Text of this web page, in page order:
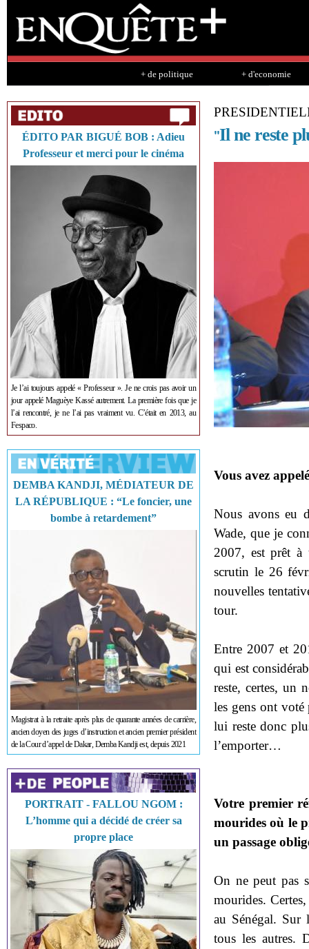
+ de politique + d'economie
ÉDITO PAR BIGUÉ BOB : Adieu
Professeur et merci pour le cinéma
Je l’ai toujours appelé « Professeur ». Je ne crois pas avoir un
jour appelé Maguèye Kassé autrement. La première fois que je
l’ai rencontré, je ne l’ai pas vraiment vu. C’était en 2013, au
Fespaco.
DEMBA KANDJI, MÉDIATEUR DE
LA RÉPUBLIQUE : “Le foncier, une
bombe à retardement”
Magistrat à la retraite après plus de quarante années de carrière,
ancien doyen des juges d’instruction et ancien premier président
de la Cour d’appel de Dakar, Demba Kandji est, depuis 2021
PORTRAIT - FALLOU NGOM :
L’homme qui a décidé de créer sa
propre place
''Il ne reste
Vous avez
Nous avons eu
Wade, que je
2007, est prêt à
scrutin le 26
nouvelles
tour.
Entre 2007 et
qui est
reste, certes, un
les gens ont
lui reste donc
l’emporter…
Votre premier
mourides où le
un passage
On ne peut pas
mourides.
au Sénégal. Sur
tous les autres.